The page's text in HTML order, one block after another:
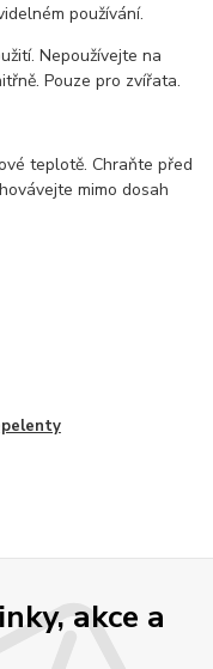
používání.
Nepoužívejte na
Pouze pro zvířata.
teplotě. Chraňte před
mimo dosah
akce a